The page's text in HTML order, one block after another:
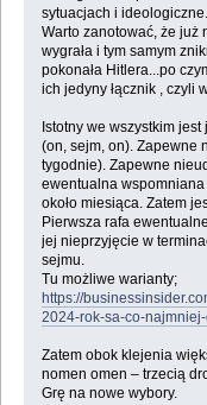
sytuacjach i ideologiczne.
Warto zanotować, że już
wygrała i tym samym
pokonała Hitlera...po
ich jedyny łącznik , czyli
Istotny we wszystkim
(on, sejm, on). Zapewne
tygodnie). Zapewne
ewentualna
około miesiąca. Zatem
Pierwsza rafa
jej nieprzyjęcie w
sejmu.
Tu możliwe warianty;
https://
2024-rok-sa-co-
Zatem obok klejenia
nomen omen – trzecią
Grę na nowe wybory.